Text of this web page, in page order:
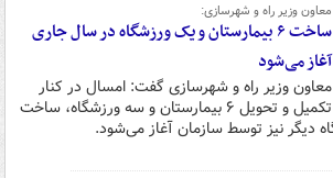
معاون وزیر راه و شهرسازی:
ساخت ۶ بیمارستان و یک ورزشگاه در سال جاری
آغاز می‌شود
معاون وزیر راه و شهرسازی گفت: امسال در کنار
تکمیل و تحویل ۶ بیمارستان و سه ورزشگاه، ساخت